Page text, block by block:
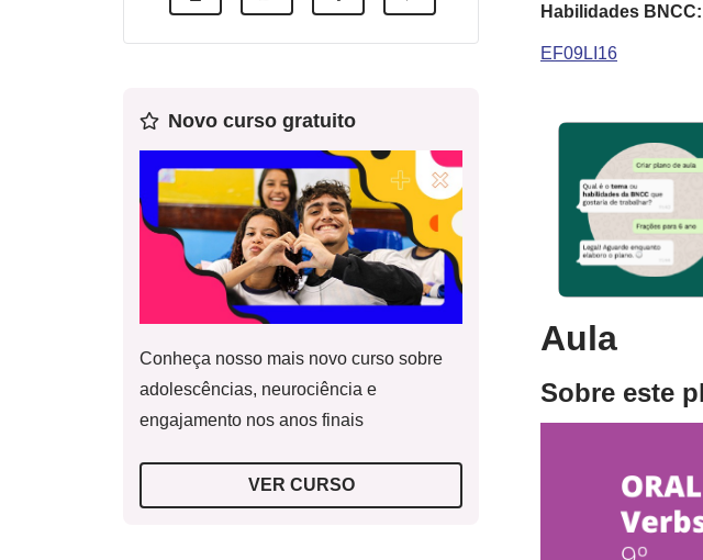
Novo curso gratuito
Conheça nosso mais novo curso sobre
adolescências, neurociência e
engajamento nos anos finais
VER CURSO
Habilidades BNCC:
EF09LI16
Aula
Sobre este